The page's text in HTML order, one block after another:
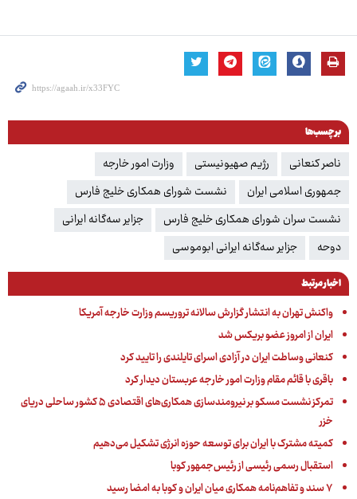
برچسب‌ها
ناصر کنعانی رژیم صهیونیستی
وزارت امور خارجه
جمهوری اسلامی ایران
نشست شورای همکاری خلیج فارس
نشست سران شورای همکاری خلیج فارس
جزایر سه‌گانه ایرانی
دوحه
جزایر سه‌گانه ایرانی ابوموسی
اخبار مرتبط
واکنش تهران به انتشار گزارش سالانه تروریسم وزارت خارجه آمریکا
ایران از امروز عضو بریکس شد
کنعانی وساطت ایران در آزادی اسرای تایلندی را تایید کرد
باقری با قائم مقام وزارت امور خارجه عربستان دیدار کرد
تمرکز نشست مسکو بر نیرومندسازی همکاری‌های اقتصادی ۵ کشور ساحلی دریای
خزر
کمیته مشترک با ایران برای توسعه حوزه انرژی تشکیل می‌دهیم
استقبال رسمی رئیسی از رئیس‌جمهور کوبا
۷ سند و تفاهم‌نامه همکاری میان ایران و کوبا به امضا رسید